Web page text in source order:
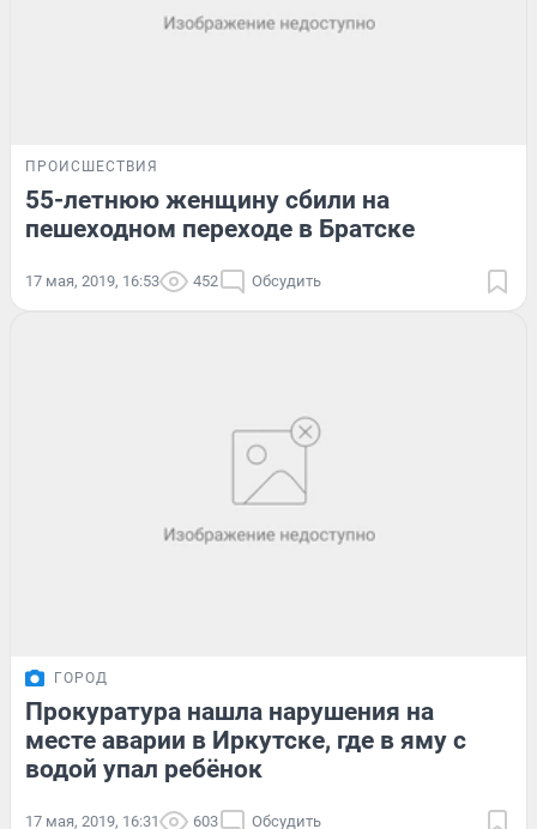
ПРОИСШЕСТВИЯ
55-летнюю женщину сбили на
пешеходном переходе в Братске
17 мая, 2019, 16:53 452 Обсудить
ГОРОД
Прокуратура нашла нарушения на
месте аварии в Иркутске, где в яму с
водой упал ребёнок
17 мая, 2019, 16:31 603 Обсудить